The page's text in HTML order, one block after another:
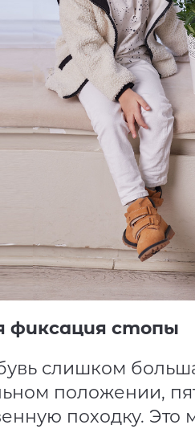
фиксация стопы
слишком
положении,
походку.